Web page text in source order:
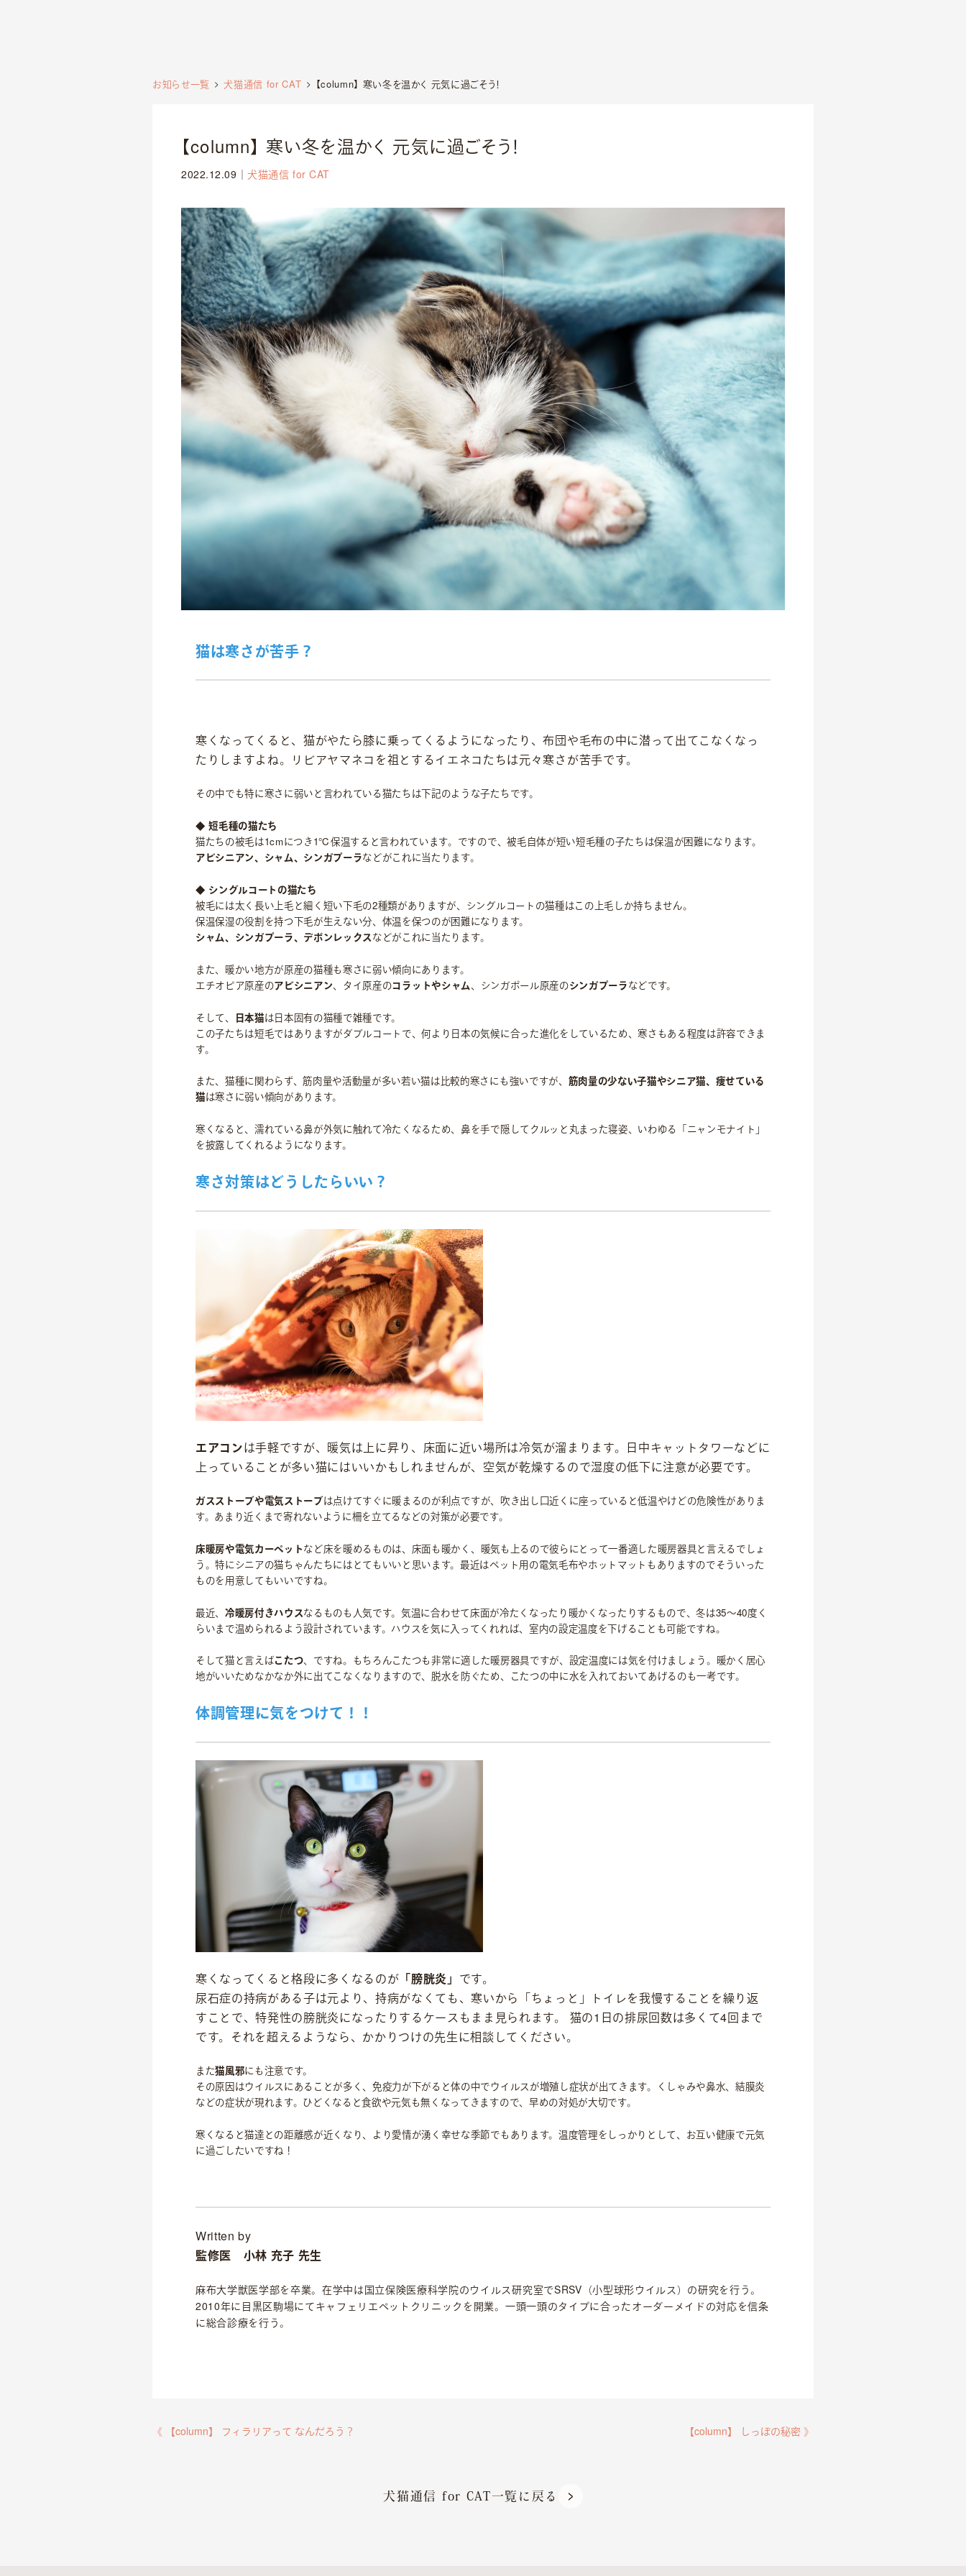
トリミングサロン
私たちについて
代表あいさつ
M&Aについて
採用情報
お問い合わせ
dog
cat
お知らせ一覧 犬猫通信 for CAT 【column】 寒い冬を温かく 元気に過ごそう！
【column】 寒い冬を温かく 元気に過ごそう！
2022.12.09 ｜犬猫通信 for CAT
猫は寒さが苦手？
寒くなってくると、猫がやたら膝に乗ってくるようになったり、布団や毛布の中に潜って出てこなくなっ
たりしますよね。リビアヤマネコを祖とするイエネコたちは元々寒さが苦手です。
その中でも特に寒さに弱いと言われている猫たちは下記のような子たちです。
◆ 短毛種の猫たち
猫たちの被毛は1cmにつき1℃保温すると言われています。ですので、被毛自体が短い短毛種の子たちは保温が困難になります。
アビシニアン、シャム、シンガプーラなどがこれに当たります。
◆ シングルコートの猫たち
被毛には太く長い上毛と細く短い下毛の2種類がありますが、シングルコートの猫種はこの上毛しか持ちません。
保温保湿の役割を持つ下毛が生えない分、体温を保つのが困難になります。
シャム、シンガプーラ、デボンレックスなどがこれに当たります。
また、暖かい地方が原産の猫種も寒さに弱い傾向にあります。
エチオピア原産のアビシニアン、タイ原産のコラットやシャム、シンガポール原産のシンガプーラなどです。
そして、 日本猫は日本固有の猫種で雑種です。
この子たちは短毛ではありますがダブルコートで、何より日本の気候に合った進化をしているため、寒さもある程度は許容できま
す。
また、猫種に関わらず、筋肉量や活動量が多い若い猫は比較的寒さにも強いですが、 筋肉量の少ない子猫やシニア猫、痩せている
猫は寒さに弱い傾向があります。
寒くなると、濡れている鼻が外気に触れて冷たくなるため、鼻を手で隠してクルッと丸まった寝姿、いわゆる「ニャンモナイト」
を披露してくれるようになります。
寒さ対策はどうしたらいい？
エアコンは手軽ですが、暖気は上に昇り、床面に近い場所は冷気が溜まります。日中キャットタワーなどに
上っていることが多い猫にはいいかもしれませんが、空気が乾燥するので湿度の低下に注意が必要です。
ガスストーブや電気ストーブは点けてすぐに暖まるのが利点ですが、吹き出し口近くに座っていると低温やけどの危険性がありま
す。あまり近くまで寄れないように柵を立てるなどの対策が必要です。
床暖房や電気カーペットなど床を暖めるものは、床面も暖かく、暖気も上るので彼らにとって一番適した暖房器具と言えるでしょ
う。特にシニアの猫ちゃんたちにはとてもいいと思います。最近はペット用の電気毛布やホットマットもありますのでそういった
ものを用意してもいいですね。
最近、冷暖房付きハウスなるものも人気です。気温に合わせて床面が冷たくなったり暖かくなったりするもので、冬は35〜40度く
らいまで温められるよう設計されています。ハウスを気に入ってくれれば、室内の設定温度を下げることも可能ですね。
そして猫と言えばこたつ、ですね。もちろんこたつも非常に適した暖房器具ですが、設定温度には気を付けましょう。暖かく居心
地がいいためなかなか外に出てこなくなりますので、脱水を防ぐため、こたつの中に水を入れておいてあげるのも一考です。
体調管理に気をつけて！！
寒くなってくると格段に多くなるのが 「膀胱炎」 です。
尿石症の持病がある子は元より、持病がなくても、寒いから「ちょっと」トイレを我慢することを繰り返
すことで、特発性の膀胱炎になったりするケースもまま見られます。 猫の1日の排尿回数は多くて4回まで
です。それを超えるようなら、かかりつけの先生に相談してください。
また猫風邪にも注意です。
その原因はウイルスにあることが多く、免疫力が下がると体の中でウイルスが増殖し症状が出てきます。くしゃみや鼻水、結膜炎
などの症状が現れます。ひどくなると食欲や元気も無くなってきますので、早めの対処が大切です。
寒くなると猫達との距離感が近くなり、より愛情が湧く幸せな季節でもあります。温度管理をしっかりとして、お互い健康で元気
に過ごしたいですね！
Written by
監修医 小林 充子 先生
麻布大学獣医学部を卒業。在学中は国立保険医療科学院のウイルス研究室でSRSV（小型球形ウイルス）の研究を行う。
2010年に目黒区駒場にてキャフェリエペットクリニックを開業。一頭一頭のタイプに合ったオーダーメイドの対応を信条
に総合診療を行う。
《 【column】 フィラリアって なんだろう？ 【column】 しっぽの秘密 》
犬猫通信 for CAT一覧に戻る